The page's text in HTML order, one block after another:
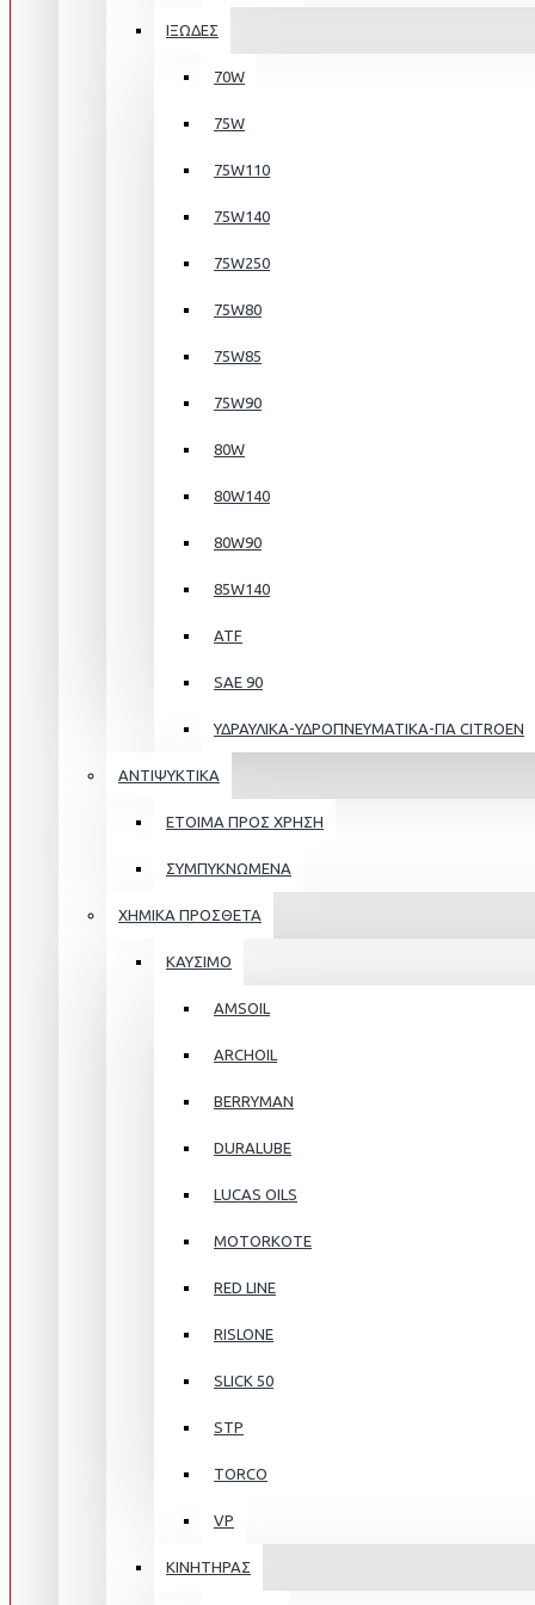
ΙΞΩΔΕΣ
70W
75W
75W110
75W140
75W250
75W80
75W85
75W90
80W
80W140
80W90
85W140
ATF
SAE 90
ΥΔΡΑΥΛΙΚΑ-ΥΔΡΟΠΝΕΥΜΑΤΙΚΑ-ΓΙΑ CITROEN
ΑΝΤΙΨΥΚΤΙΚΑ
ΕΤΟΙΜΑ ΠΡΟΣ ΧΡΗΣΗ
ΣΥΜΠΥΚΝΩΜΕΝΑ
ΧΗΜΙΚΑ ΠΡΟΣΘΕΤΑ
ΚΑΥΣΙΜΟ
AMSOIL
ARCHOIL
BERRYMAN
DURALUBE
LUCAS OILS
MOTORKOTE
RED LINE
RISLONE
SLICK 50
STP
TORCO
VP
ΚΙΝΗΤΗΡΑΣ